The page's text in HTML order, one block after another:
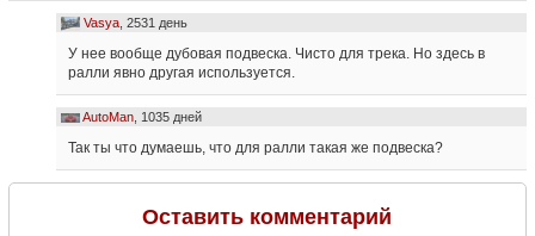
Vasya, 2531 день
У нее вообще дубовая подвеска. Чисто для трека. Но здесь в
ралли явно другая используется.
AutoMan, 1035 дней
Так ты что думаешь, что для ралли такая же подвеска?
Оставить комментарий